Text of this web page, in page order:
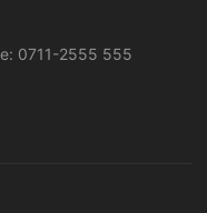
0711-2555 555